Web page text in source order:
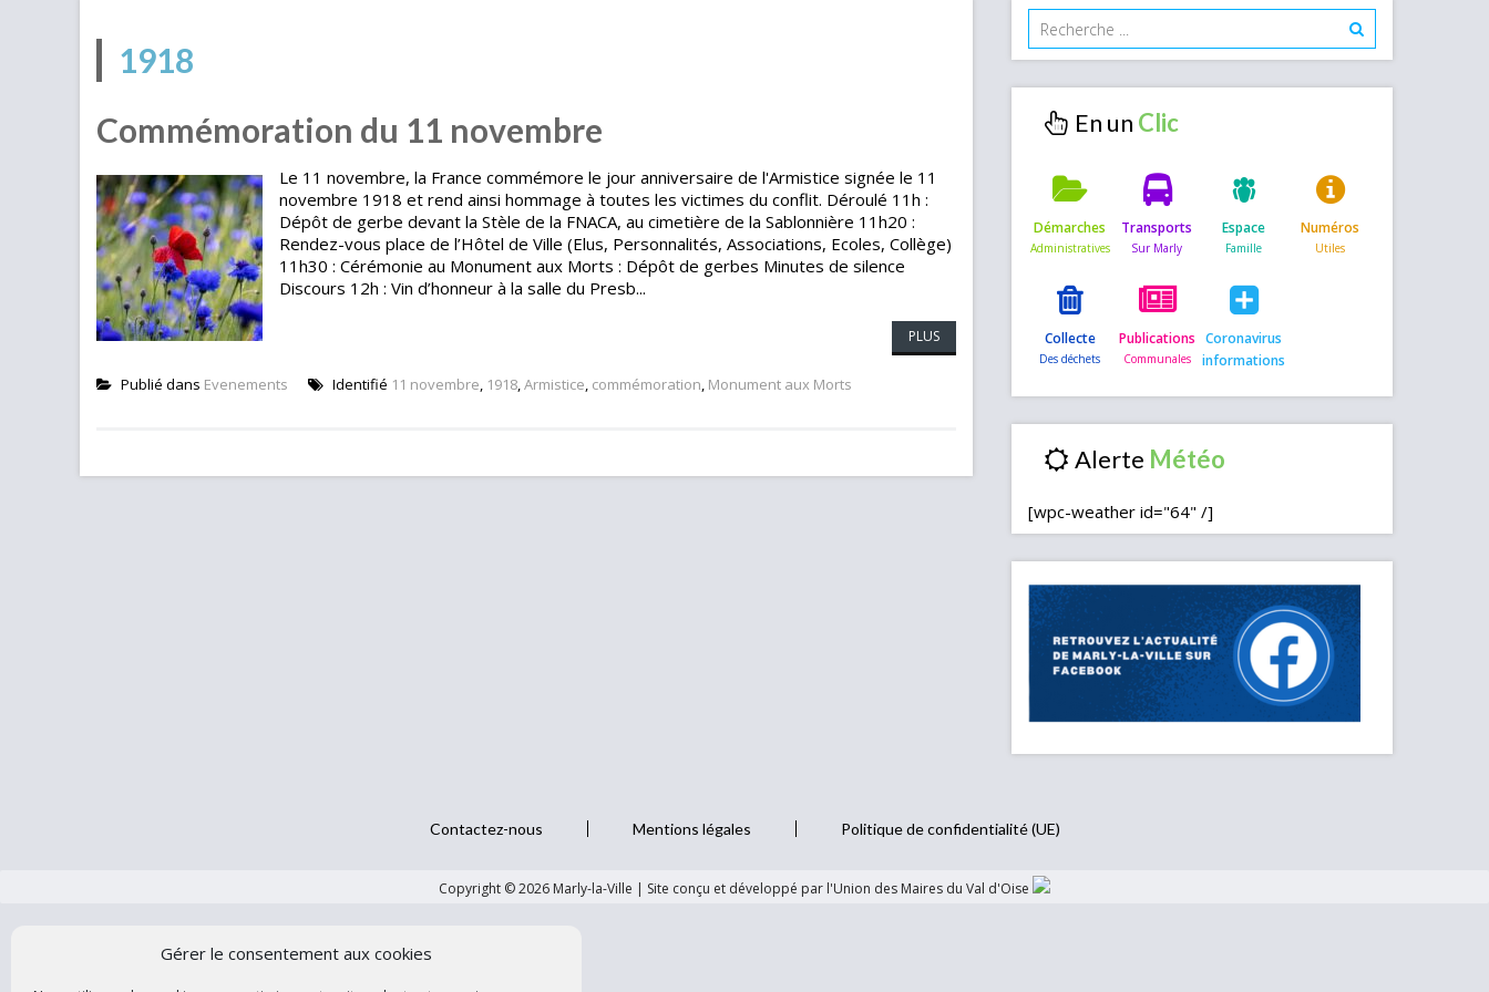
Gérer le consentement aux cookies
1918
Commémoration du 11 novembre
Le 11 novembre, la France commémore le jour anniversaire de l'Armistice signée le 11
novembre 1918 et rend ainsi hommage à toutes les victimes du conflit. Déroulé 11h :
Dépôt de gerbe devant la Stèle de la FNACA, au cimetière de la Sablonnière 11h20 :
Rendez-vous place de l’Hôtel de Ville (Elus, Personnalités, Associations, Ecoles, Collège)
11h30 : Cérémonie au Monument aux Morts : Dépôt de gerbes Minutes de silence
Discours 12h : Vin d’honneur à la salle du Presb...
PLUS
Publié dans Evenements Identifié 11 novembre, 1918,Armistice, commémoration, Monument aux Morts
En un
Démarches Transports Espace Numéros
Collecte Publications Coronavirus
informations
Alerte
[wpc-weather id="64" /]
Contactez-nous Mentions légales Politique de confidentialité (UE)
Copyright © 2026 Marly-la-Ville | Site conçu et développé par l'Union des Maires du Val d'Oise